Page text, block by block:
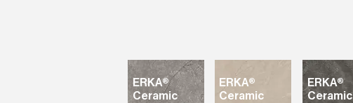
ERKA®
Ceramic
ERKA®
Ceramic
ERKA®
Ceramic